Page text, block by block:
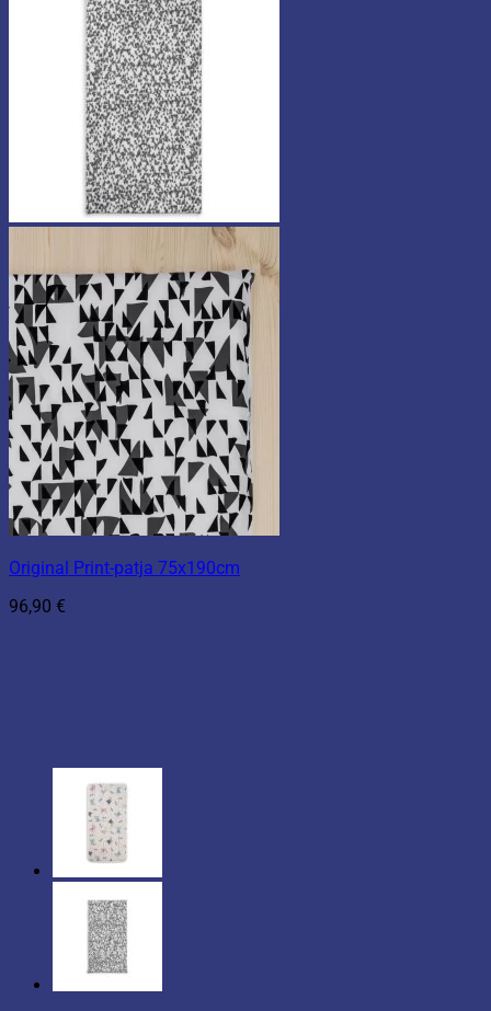
Original Print-patja 75x190cm
96,90 €